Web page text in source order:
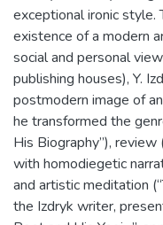
exceptional ironic style.
existence of a modern
social and personal
publishing houses), Y.
postmodern image of
he transformed the
His Biography”),
with homodiegetic
and artistic meditation
the Izdryk writer,